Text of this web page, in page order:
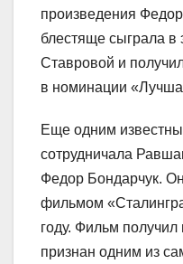
произведения
блестяще сыграла
Ставровой и
в номинации
Еще одним
сотрудничала
Федор Бондарчук.
фильмом
году. Фильм
признан одним из